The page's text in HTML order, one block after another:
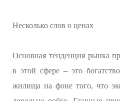
Несколько слов о ценах
Основная тенденция рынка
в этой сфере – это
жилища на фоне того, что